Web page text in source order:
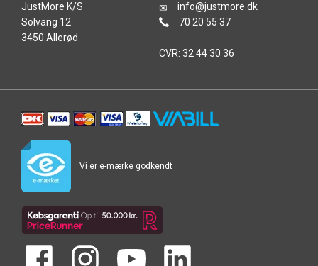
JustMore K/S
Solvang 12
3450 Allerød
info@justmore.dk
70 20 55 37
CVR: 32 44 30 36
Vi er e-mærke godkendt